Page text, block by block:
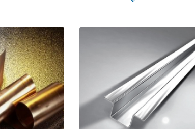
Удлинители для труб
Крестовины
Контргайки